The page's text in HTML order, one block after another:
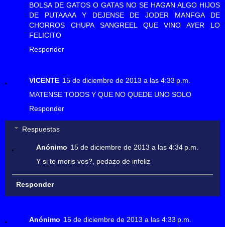
BOLSA DE GATOS O GATAS NO SE HAGAN ALGO HIJOS
DE PUTAAAA Y DEJENSE DE JODER MANFGA DE
CHORROS CHUPA SANGREEL QUE VINO AYER LO
FELICITO
Responder
VICENTE 15 de diciembre de 2013 a las 4:33 p.m.
MATENSE TODOS Y QUE NO QUEDE UNO SOLO
Responder
Respuestas
Anónimo 15 de diciembre de 2013 a las 4:34 p.m.
Y si te moris vos?, pedazo de infeliz
Responder
Anónimo 15 de diciembre de 2013 a las 4:33 p.m.